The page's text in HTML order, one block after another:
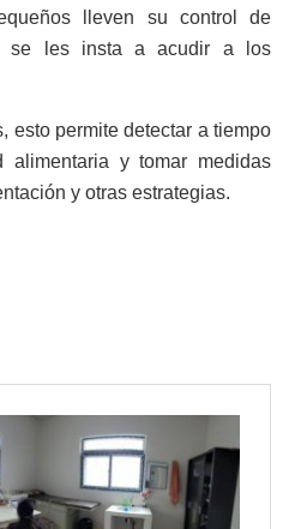
lleven su control de
se les insta a acudir a los
esto permite detectar a tiempo
alimentaria y tomar medidas
y otras estrategias.